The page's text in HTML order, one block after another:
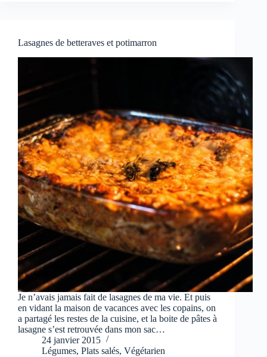
Lasagnes de betteraves et potimarron
Je n’avais jamais fait de lasagnes de ma vie. Et puis
en vidant la maison de vacances avec les copains, on
a partagé les restes de la cuisine, et la boite de pâtes à
lasagne s’est retrouvée dans mon sac…
24 janvier 2015
Légumes, Plats salés, Végétarien